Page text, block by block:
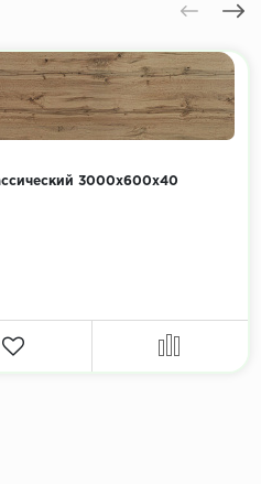
3000х600х40